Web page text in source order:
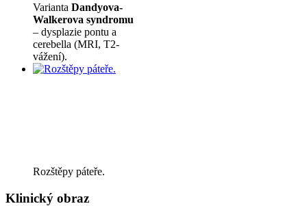
Varianta Dandyova-
Walkerova syndromu
– dysplazie pontu a
cerebella (MRI, T2-
vážení).
Rozštěpy páteře.
Klinický obraz